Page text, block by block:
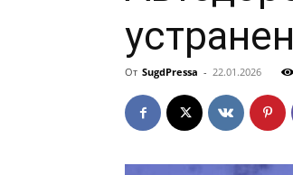
От SugdPressa - 22.01.2026